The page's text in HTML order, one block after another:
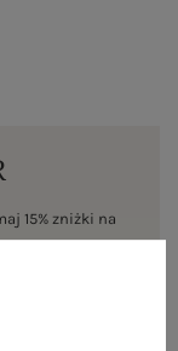
15% zniżki na